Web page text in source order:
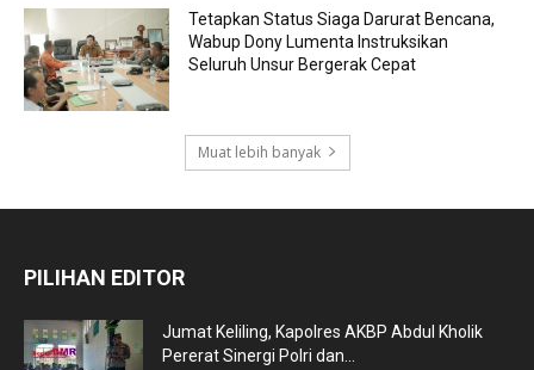
Tetapkan Status Siaga Darurat Bencana,
Wabup Dony Lumenta Instruksikan
Seluruh Unsur Bergerak Cepat
Muat lebih banyak
PILIHAN EDITOR
Jumat Keliling, Kapolres AKBP Abdul Kholik
Pererat Sinergi Polri dan...